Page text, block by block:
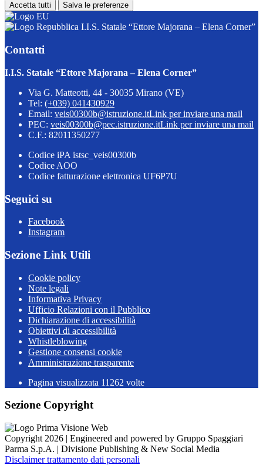
Accetta tutti Salva le preferenze
I.I.S. Statale “Ettore Majorana – Elena Corner”
Contatti
I.I.S. Statale “Ettore Majorana – Elena Corner”
Via G. Matteotti, 44 - 30035 Mirano (VE)
Tel: (+039) 041430929
Email: veis00300b@istruzione.itLink per inviare una mail
PEC: veis00300b@pec.istruzione.itLink per inviare una mail
C.F.: 82011350277
Codice iPA istsc_veis00300b
Codice AOO
Codice fatturazione elettronica UF6P7U
Seguici su
Facebook
Instagram
Sezione Link Utili
Cookie policy
Note legali
Informativa Privacy
Ufficio Relazioni con il Pubblico
Dichiarazione di accessibilità
Obiettivi di accessibilità
Whistleblowing
Gestione consensi cookie
Amministrazione trasparente
Pagina visualizzata 11262 volte
Sezione Copyright
Copyright 2026 | Engineered and powered by Gruppo Spaggiari
Parma S.p.A. | Divisione Publishing & New Social Media
Disclaimer trattamento dati personali